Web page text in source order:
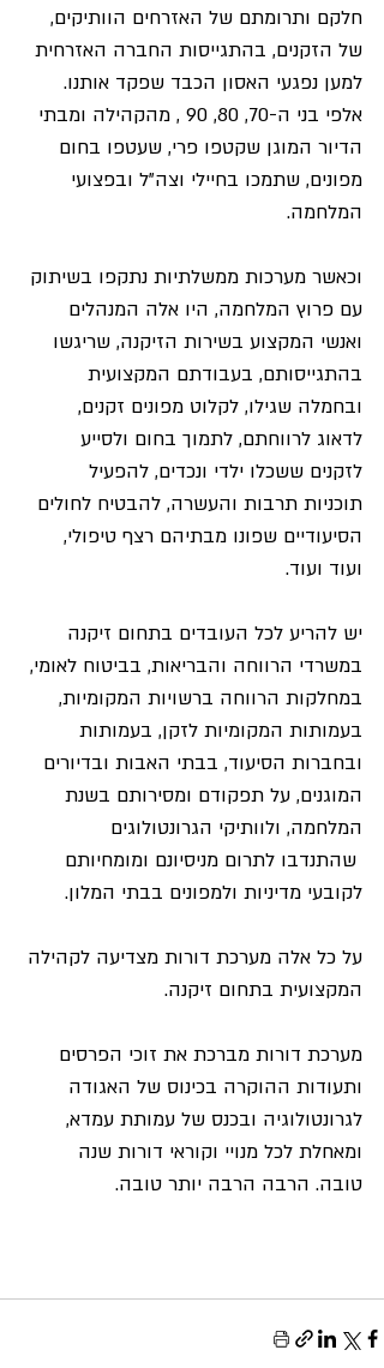
חלקם ותרומתם של האזרחים הוותיקים,
של הזקנים, בהתגייסות החברה האזרחית
למען נפגעי האסון הכבד שפקד אותנו.
אלפי בני ה-70, 80, 90 , מהקהילה ומבתי
הדיור המוגן שקטפו פרי, שעטפו בחום
מפונים, שתמכו בחיילי וצה"ל ובפצועי
המלחמה.
וכאשר מערכות ממשלתיות נתקפו בשיתוק
עם פרוץ המלחמה, היו אלה המנהלים
ואנשי המקצוע בשירות הזיקנה, שריגשו
בהתגייסותם, בעבודתם המקצועית
ובחמלה שגילו, לקלוט מפונים זקנים,
לדאוג לרווחתם, לתמוך בחום ולסייע
לזקנים ששכלו ילדי ונכדים, להפעיל
תוכניות תרבות והעשרה, להבטיח לחולים
הסיעודיים שפונו מבתיהם רצף טיפולי,
ועוד ועוד.
יש להריע לכל העובדים בתחום זיקנה
במשרדי הרווחה והבריאות, בביטוח לאומי,
במחלקות הרווחה ברשויות המקומיות,
בעמותות המקומיות לזקן, בעמותות
ובחברות הסיעוד, בבתי האבות ובדיורים
המוגנים, על תפקודם ומסירותם בשנת
המלחמה, ולוותיקי הגרונטולוגים
שהתנדבו לתרום מניסיונם ומומחיותם
לקובעי מדיניות ולמפונים בבתי המלון.
על כל אלה מערכת דורות מצדיעה לקהילה
המקצועית בתחום זיקנה.
מערכת דורות מברכת את זוכי הפרסים
ותעודות ההוקרה בכינוס של האגודה
לגרונטולוגיה ובכנס של עמותת עמדא,
ומאחלת לכל מנויי וקוראי דורות שנה
טובה. הרבה הרבה יותר טובה.